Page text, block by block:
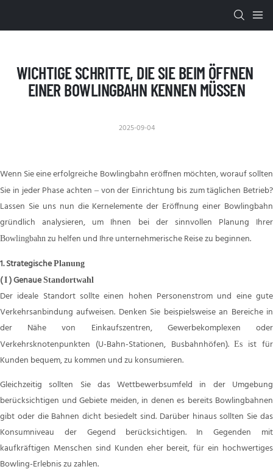
WICHTIGE SCHRITTE, DIE SIE BEIM ÖFFNEN
EINER BOWLINGBAHN KENNEN MÜSSEN
2025-09-04
Wenn Sie eine erfolgreiche Bowlingbahn eröffnen möchten, worauf sollten
Sie in jeder Phase achten –von der Einrichtung bis zum täglichen Betrieb?
Lassen Sie uns nun die Kernelemente der Eröffnung einer Bowlingbahn
gründlich analysieren, um Ihnen bei der sinnvollen Planung Ihrer
Bowlingbahn zu helfen und Ihre unternehmerische Reise zu beginnen.
1.Strategische Planung
( I )Genaue Standortwahl
Der ideale Standort sollte einen hohen Personenstrom und eine gute
Verkehrsanbindung aufweisen. Denken Sie beispielsweise an Bereiche in
der Nähe von Einkaufszentren, Gewerbekomplexen oder
Verkehrsknotenpunkten (U-Bahn-Stationen, Busbahnhöfen).Es
ist für
Kunden bequem, zu kommen und zu konsumieren.
Gleichzeitig sollten Sie das Wettbewerbsumfeld in der Umgebung
berücksichtigen und Gebiete meiden, in denen es bereits Bowlingbahnen
gibt oder die Bahnen dicht besiedelt sind. Darüber hinaus sollten Sie das
Konsumniveau der Gegend berücksichtigen. In Gegenden mit
kaufkräftigen Menschen sind Kunden eher bereit, für ein hochwertiges
Bowling-Erlebnis zu zahlen.